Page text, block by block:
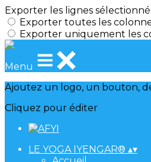
Exporter les lignes
Exporter toutes les
Exporter uniquement les
Menu
Ajoutez un logo, un bouton,
Cliquez pour éditer
LE YOGA IYENGAR® ▴▾